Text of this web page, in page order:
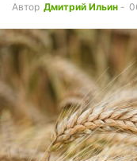
Автор Дмитрий Ильин -